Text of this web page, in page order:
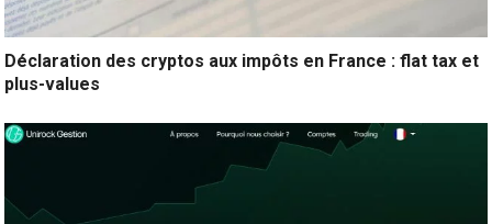
Déclaration des cryptos aux impôts en France : flat tax et
plus-values